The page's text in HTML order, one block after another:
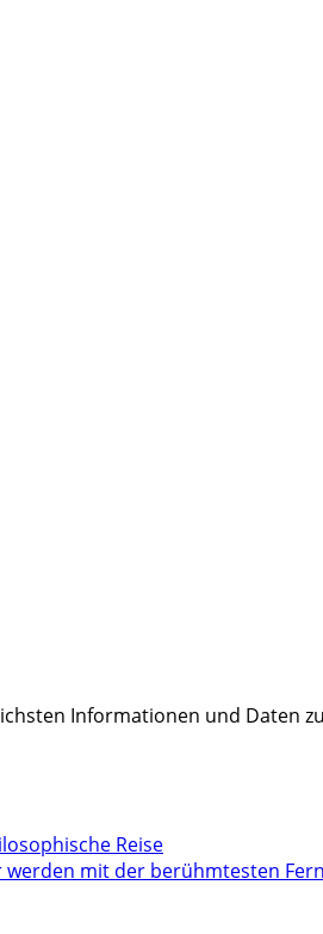
Informationen und Daten
Reise
mit der berühmtesten